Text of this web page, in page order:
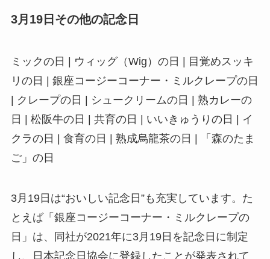
3月19日その他の記念日
ミックの日 | ウィッグ（Wig）の日 | 目覚めスッキ
リの日 | 銀座コージーコーナー・ミルクレープの日
| クレープの日 | シュークリームの日 | 熟カレーの
日 | 松阪牛の日 | 共育の日 | いいきゅうりの日 | イ
クラの日 | 食育の日 | 熟成烏龍茶の日 | 「森のたま
ご」の日
3月19日は“おいしい記念日”も充実しています。た
とえば「銀座コージーコーナー・ミルクレープの
日」は、同社が2021年に3月19日を記念日に制定
し、日本記念日協会に登録したことが発表されて